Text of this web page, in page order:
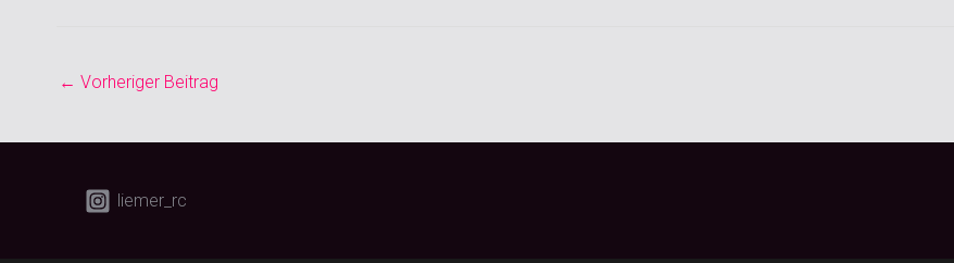
← Vorheriger Beitrag
liemer_rc